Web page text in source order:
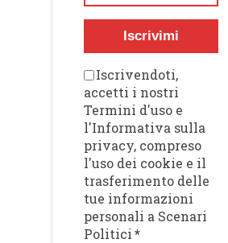
Iscrivimi
Iscrivendoti,
accetti i nostri
Termini d'uso e
l'Informativa sulla
privacy, compreso
l'uso dei cookie e il
trasferimento delle
tue informazioni
personali a Scenari
Politici*